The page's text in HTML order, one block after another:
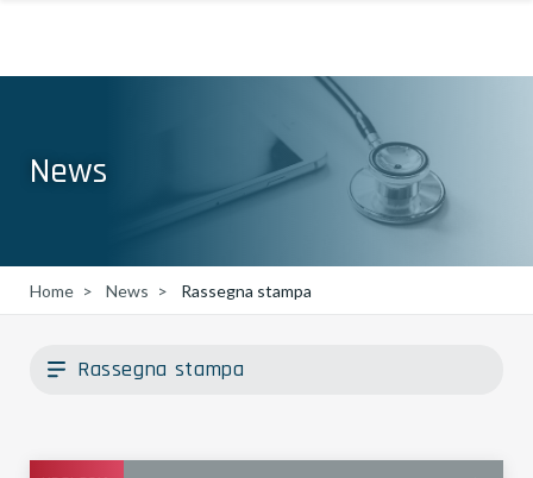
News
Home News Rassegna stampa
Rassegna stampa